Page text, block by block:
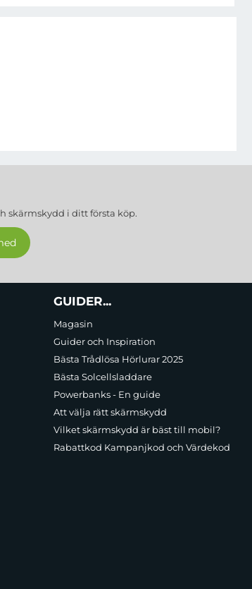
skärmskydd i ditt första köp.
GUIDER...
Magasin
Guider och Inspiration
Bästa Trådlösa Hörlurar 2025
Bästa Solcellsladdare
Powerbanks - En guide
Att välja rätt skärmskydd
Vilket skärmskydd är bäst till mobil?
Rabattkod Kampanjkod och Värdekod